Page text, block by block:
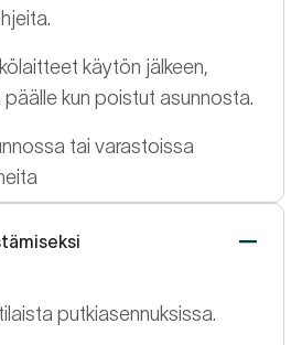
käytön jälkeen,
päälle kun poistut asunnosta.
tai varastoissa
putkiasennuksissa.